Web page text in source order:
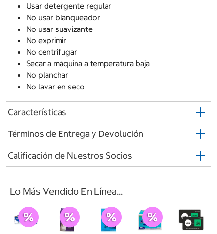
Usar detergente regular
No usar blanqueador
No usar suavizante
No exprimir
No centrifugar
Secar a máquina a temperatura baja
No planchar
No lavar en seco
Características
Términos de Entrega y Devolución
Calificación de Nuestros Socios
Lo Más Vendido En Línea...